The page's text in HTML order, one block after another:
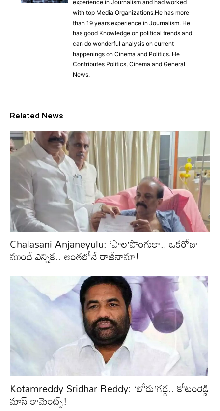
experience in Journalism and had worked
with top Media Organizations.He has more
than 19 years experience in Journalism. He
has good Knowledge on political trends and
can do wonderful analysis on current
happenings on Cinema and Politics. He
Contributes Politics, Cinema and General
News.
Related News
Chalasani Anjaneyulu: ‘పాల’పొంగులా.. ఒకరోజు
ముందే ఎన్నిక.. అంతలోనే రాజీనామా!
Kotamreddy Sridhar Reddy: ‘బోరు’గడ్డ.. కోటంరెడ్డి
మాస్ కామెంట్స్!